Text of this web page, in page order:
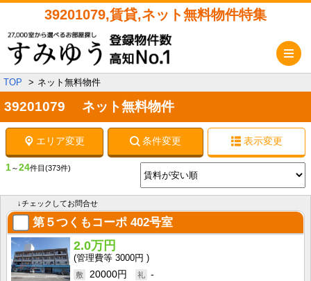
39201079,賃貸,ネット無料物件特集
TOP ネット無料物件
39201079 ネット無料物件
エリア変更 条件変更 表示変更
1～24件目 (373件)
↓チェックしてお問合せ
第５つくもコーポ 402号室
2.0万円
3000円
20000円
-